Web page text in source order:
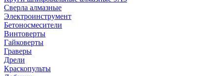
Сверла алмазные
Электроинструмент
Бетоносмесители
Винтоверты
Гайковерты
Граверы
Дрели
Краскопульты